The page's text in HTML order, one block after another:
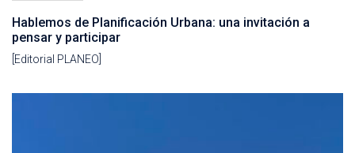
Hablemos de Planificación Urbana: una invitación a
pensar y participar
[Editorial PLANEO]